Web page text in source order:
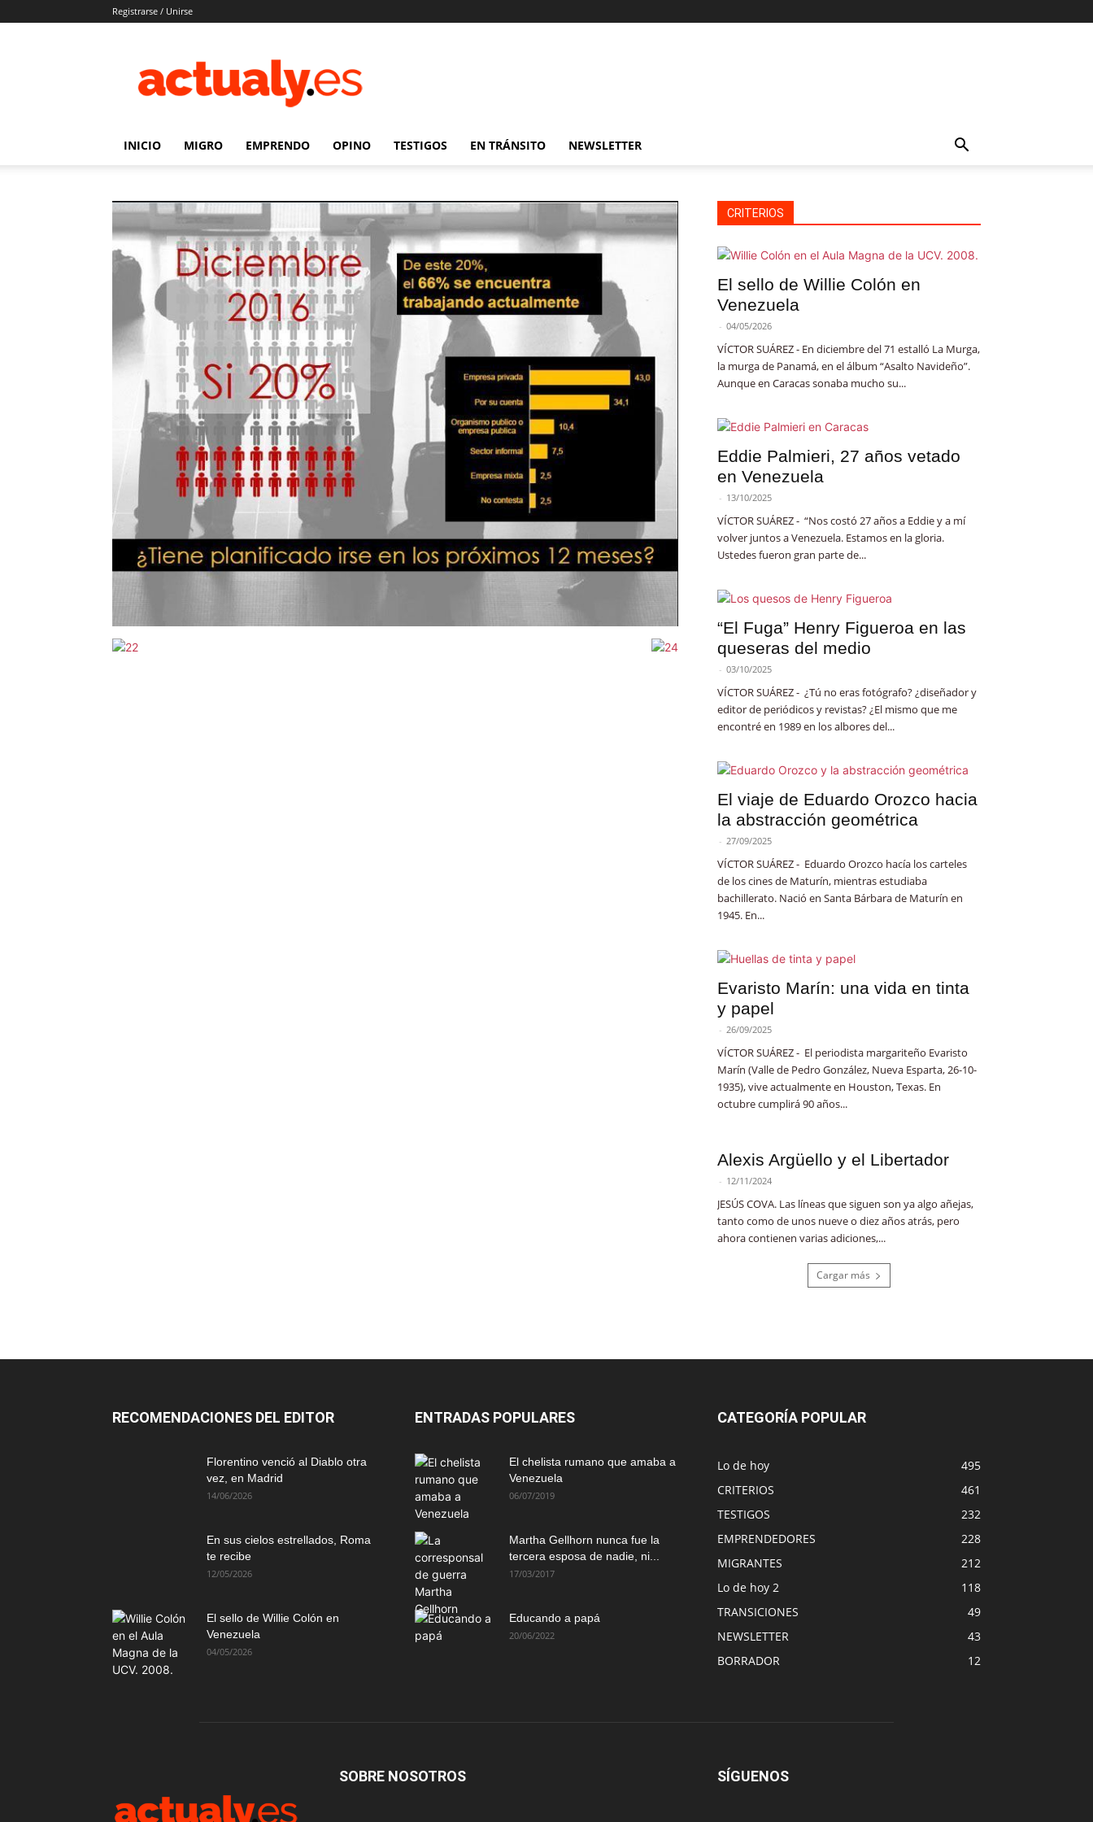
Registrarse / Unirse
|
Noticias
venezolanos
INICIO MIGRO EMPRENDO OPINO TESTIGOS EN TRÁNSITO NEWSLETTER
CRITERIOS
El sello de Willie Colón en
Venezuela
- 04/05/2026
VÍCTOR SUÁREZ - En diciembre del 71 estalló La Murga,
la murga de Panamá, en el álbum “Asalto Navideño”.
Aunque en Caracas sonaba mucho su...
Eddie Palmieri, 27 años vetado
en Venezuela
- 13/10/2025
VÍCTOR SUÁREZ - “Nos costó 27 años a Eddie y a mí
volver juntos a Venezuela. Estamos en la gloria.
Ustedes fueron gran parte de...
“El Fuga” Henry Figueroa en las
queseras del medio
- 03/10/2025
VÍCTOR SUÁREZ - ¿Tú no eras fotógrafo? ¿diseñador y
editor de periódicos y revistas? ¿El mismo que me
encontré en 1989 en los albores del...
El viaje de Eduardo Orozco hacia
la abstracción geométrica
- 27/09/2025
VÍCTOR SUÁREZ - Eduardo Orozco hacía los carteles
de los cines de Maturín, mientras estudiaba
bachillerato. Nació en Santa Bárbara de Maturín en
1945. En...
Evaristo Marín: una vida en tinta
y papel
- 26/09/2025
VÍCTOR SUÁREZ - El periodista margariteño Evaristo
Marín (Valle de Pedro González, Nueva Esparta, 26-10-
1935), vive actualmente en Houston, Texas. En
octubre cumplirá 90 años...
Alexis Argüello y el Libertador
- 12/11/2024
JESÚS COVA. Las líneas que siguen son ya algo añejas,
tanto como de unos nueve o diez años atrás, pero
ahora contienen varias adiciones,...
Cargar más
RECOMENDACIONES DEL EDITOR
Florentino venció al Diablo otra
vez, en Madrid
14/06/2026
En sus cielos estrellados, Roma
te recibe
12/05/2026
El sello de Willie Colón en
Venezuela
04/05/2026
ENTRADAS POPULARES
El chelista rumano que amaba a
Venezuela
06/07/2019
Martha Gellhorn nunca fue la
tercera esposa de nadie, ni...
17/03/2017
Educando a papá
20/06/2022
CATEGORÍA POPULAR
Lo de hoy
495
CRITERIOS
461
TESTIGOS
232
EMPRENDEDORES
228
MIGRANTES
212
Lo de hoy 2
118
TRANSICIONES
49
NEWSLETTER
43
BORRADOR
12
SOBRE NOSOTROS SÍGUENOS